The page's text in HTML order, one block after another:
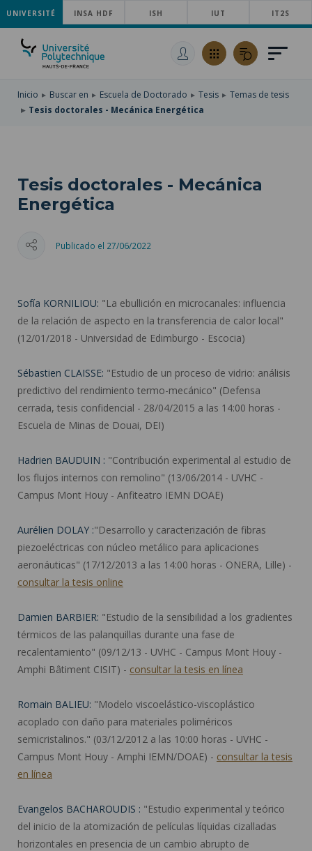
SKIP
TO
MAIN
NAVIGATION
PASAR
AL
CONTENIDO
SKIP
UNIVERSITÉ INSA HDF ISH IUT IT2S
Inicio Buscar en Escuela de Doctorado Tesis
Temas de tesis
Tesis doctorales - Mecánica Energética
Tesis doctorales - Mecánica
Energética
Publicado el 27/06/2022
Sofía KORNILIOU: "La ebullición en microcanales: influencia
de la relación de aspecto en la transferencia de calor local"
(12/01/2018 - Universidad de Edimburgo - Escocia)
Sébastien CLAISSE: "Estudio de un proceso de vidrio: análisis
predictivo del rendimiento termo-mecánico" (Defensa
cerrada, tesis confidencial - 28/04/2015 a las 14:00 horas -
Escuela de Minas de Douai, DEI)
Hadrien BAUDUIN : "Contribución experimental al estudio de
los flujos internos con remolino" (13/06/2014 - UVHC -
Campus Mont Houy - Anfiteatro IEMN DOAE)
Aurélien DOLAY :"Desarrollo y caracterización de fibras
piezoeléctricas con núcleo metálico para aplicaciones
aeronáuticas" (17/12/2013 a las 14:00 horas - ONERA, Lille) -
consultar la tesis online
Damien BARBIER: "Estudio de la sensibilidad a los gradientes
térmicos de las palanquillas durante una fase de
recalentamiento" (09/12/13 - UVHC - Campus Mont Houy -
Amphi Bâtiment CISIT) - consultar la tesis en línea
Romain BALIEU: "Modelo viscoelástico-viscoplástico
acoplado con daño para materiales poliméricos
semicristalinos." (03/12/2012 a las 10:00 horas - UVHC -
Campus Mont Houy - Amphi IEMN/DOAE) - consultar la tesis
en línea
Evangelos BACHAROUDIS : "Estudio experimental y teórico
del inicio de la atomización de películas líquidas cizalladas
horizontales en presencia de un cambio abrupto de